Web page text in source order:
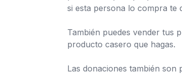
si esta persona lo compra te
También puedes vender tus
producto casero que hagas.
Las donaciones también son